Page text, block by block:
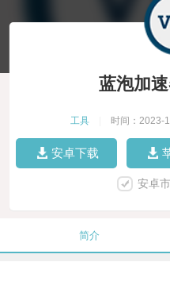
蓝泡加
工具 时间：2023-
安卓下载
安卓
简介